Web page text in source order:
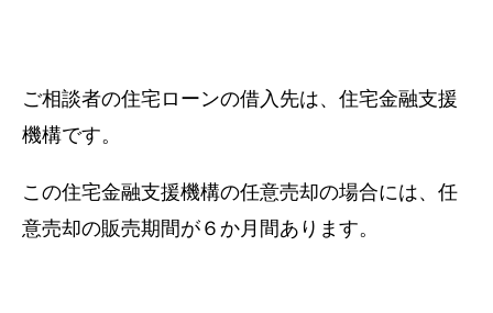
ご相談者の住宅ローンの借入先は、住宅金融支援
機構です。
この住宅金融支援機構の任意売却の場合には、任
意売却の販売期間が６か月間あります。